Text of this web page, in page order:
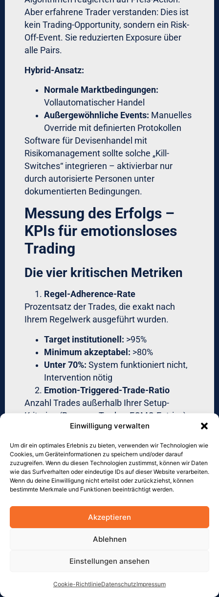
Einwilligung verwalten
Um dir ein optimales Erlebnis zu bieten, verwenden wir Technologien wie
Cookies, um Geräteinformationen zu speichern und/oder darauf
zuzugreifen. Wenn du diesen Technologien zustimmst, können wir Daten
wie das Surfverhalten oder eindeutige IDs auf dieser Website verarbeiten.
Wenn du deine Einwilligung nicht erteilst oder zurückziehst, können
bestimmte Merkmale und Funktionen beeinträchtigt werden.
Akzeptieren
Ablehnen
Einstellungen ansehen
Cookie-RichtlinieDatenschutzImpressum
Risiko bleiben bestehen. Aber:
Systematisches Risk-Management
reduziert Drawdowns typischerweise um
30-50% verglichen mit diskretionärem
F: Kann ich meine bestehende Strategie
automatisieren?
A: In den meisten Fällen ja – wenn die
Strategie regelbasiert ist. Diskretionäre
„Bauchgefühl“-Strategien sind schwer zu
automatisieren. Eine professionelle Forex-
Analyse-Software für Führungskräfte kann
bei der Formalisierung helfen.
F: Wie hoch sind die Kosten für
institutionelle Forex-Software?
A: Setup-Kosten variieren zwischen 50.000-
250.000 EUR je nach Komplexität. Laufende
Kosten: 0,5-2% AUM p.a. Für Assets >10
meist nach 6-12 Monaten durch bessere
Performance und Zeitersparnis.
F: Benötige ich technisches Know-how?
vollständig implementiert und gewartet. Sie
definieren Strategie und Risk-Parameter –
die technische Execution übernimmt das
System. Schulung erfolgt durch unsere
Experten.
F: Was unterscheidet institutionelle von
Retail-Software?
A: Institutionelle Lösungen bieten: Multi-
User-Access mit Role-Segregation,
institutionelle Liquidity-Anbindung (bessere
Spreads), Advanced Risk-Management
(Korrelations-Monitoring, Exposure-Limits),
Compliance-Tools, dedizierter Support.
Retail-Software fokussiert auf Einzelnutzer
vollständige Implementation inkl. Strategie-
Deutsch